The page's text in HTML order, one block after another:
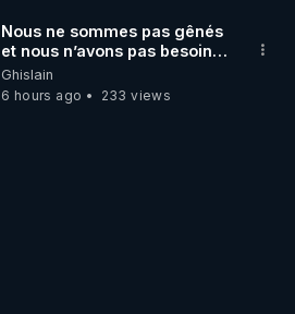
Nous ne sommes pas gênés
et nous n’avons pas besoin
de nous excuser ! #jw
#jehovah #collegecentral
Ghislain
6 hours ago
233 views